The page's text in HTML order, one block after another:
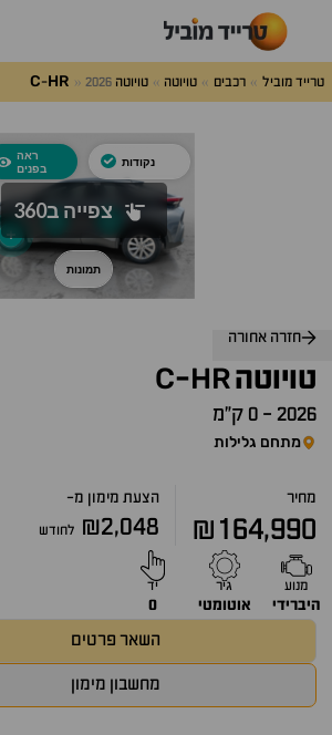
טרייד מוביל רכבים טויוטה טויוטה C-HR 2026
חזרה אחורה
טויוטה C-HR
2026
- 0 ק״מ
מתחם גלילות
מחיר
₪164,990
הצעת מימון מ-
₪2,048 לחודש
מנוע
היברידי
גיר
אוטומטי
יד
0
השאר פרטים
מחשבון מימון